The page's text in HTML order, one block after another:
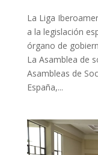
La Liga
a la legislación
órgano de
La Asamblea de
Asambleas de
España,...
Diari de la Fundació
Fundesplai als
Xarxes socials
COL·LABORA
Fes voluntariat
Fes un donatiu